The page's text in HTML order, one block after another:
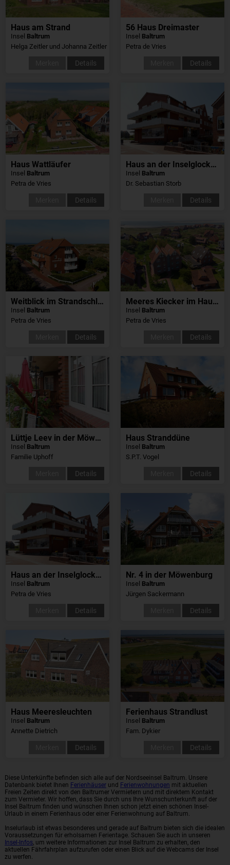
Haus am Strand
Insel Baltrum
Helga Zeitler und Johanna Zeitler
Details
56 Haus Dreimaster
Insel Baltrum
Petra de Vries
Details
Haus Wattläufer
Insel Baltrum
Petra de Vries
Details
Haus an der Inselglocke, Whg8
Insel Baltrum
Dr. Sebastian Storb
Details
Weitblick im Strandschlösschen
Insel Baltrum
Petra de Vries
Details
Meeres Kiecker im Haus Christa
Insel Baltrum
Petra de Vries
Details
Lüttje Leev in der Möwenburg
Insel Baltrum
Familie Uphoff
Details
Haus Stranddüne
Insel Baltrum
S.P.T. Vogel
Details
Haus an der Inselglocke, Whg18
Insel Baltrum
Petra de Vries
Details
Nr. 4 in der Möwenburg
Insel Baltrum
Jürgen Sackermann
Details
Haus Meeresleuchten
Insel Baltrum
Annette Dietrich
Details
Ferienhaus Strandlust
Insel Baltrum
Fam. Dykier
Details
Diese Unterkünfte befinden sich alle auf der Nordseeinsel Baltrum. Unsere
Datenbank bietet Ihnen Ferienhäuserund Ferienwohnungen mit aktuellen
Freien Zeiten direkt von den Baltrumer Vermietern und mit direktem Kontakt
zum Vermieter. Wir hoffen, dass Sie durch uns Ihre Wunschunterkunft auf der
Insel Baltrum finden und wünschen Ihnen schon jetzt einen schönen Insel-
Urlaub in einem Ferienhaus oder einer Ferienwohnung auf Baltrum.
Inselurlaub ist etwas besonderes und gerade auf Baltrum bieten sich die idealen
Voraussetzungen für erholsamen Ferientage. Schauen Sie auch in unseren
Insel-Infos, um weitere Informationen zur Insel Baltrum zu erhalten, den
aktuellen Fährfahrplan aufzurufen oder einen Blick auf die Webcams der Insel
zu werfen.